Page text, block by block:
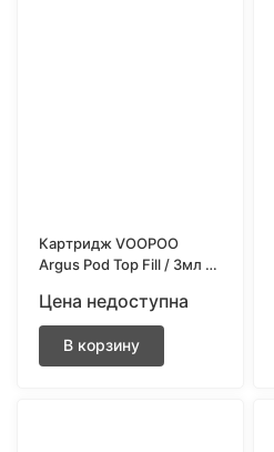
Картридж VOOPOO
Argus Pod Top Fill / 3мл /
Цена недоступна
В корзину